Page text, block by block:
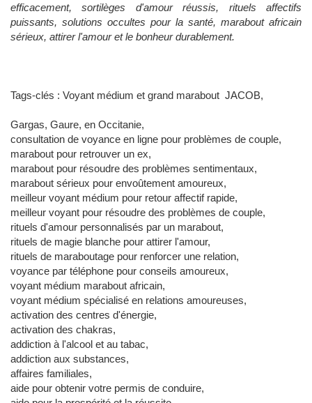
efficacement, sortilèges d'amour réussis, rituels affectifs
puissants, solutions occultes pour la santé, marabout africain
sérieux, attirer l'amour et le bonheur durablement.
Tags-clés : Voyant médium et grand marabout JACOB,
Gargas, Gaure, en Occitanie,
consultation de voyance en ligne pour problèmes de couple,
marabout pour retrouver un ex,
marabout pour résoudre des problèmes sentimentaux,
marabout sérieux pour envoûtement amoureux,
meilleur voyant médium pour retour affectif rapide,
meilleur voyant pour résoudre des problèmes de couple,
rituels d'amour personnalisés par un marabout,
rituels de magie blanche pour attirer l'amour,
rituels de maraboutage pour renforcer une relation,
voyance par téléphone pour conseils amoureux,
voyant médium marabout africain,
voyant médium spécialisé en relations amoureuses,
activation des centres d'énergie,
activation des chakras,
addiction à l'alcool et au tabac,
addiction aux substances,
affaires familiales,
aide pour obtenir votre permis de conduire,